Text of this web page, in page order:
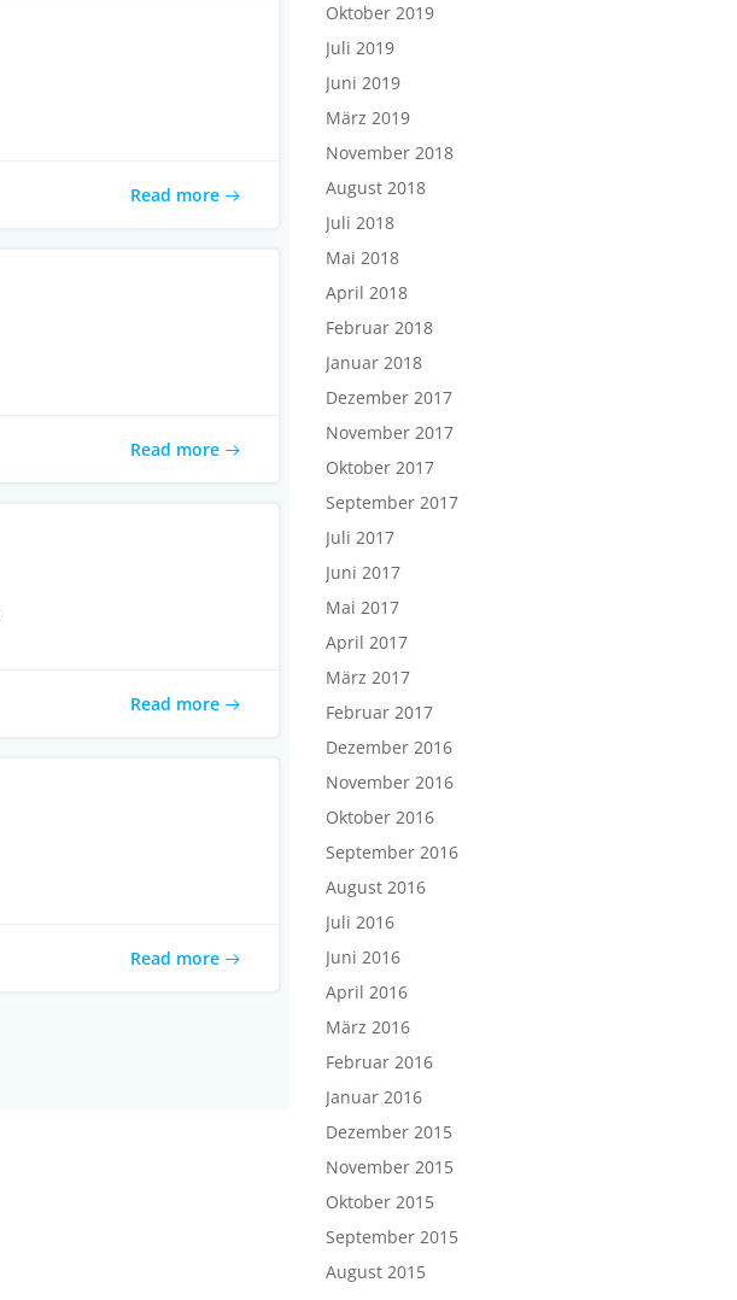
Read more
Read more
Read more
Read more
Oktober 2019
Juli 2019
Juni 2019
März 2019
November 2018
August 2018
Juli 2018
Mai 2018
April 2018
Februar 2018
Januar 2018
Dezember 2017
November 2017
Oktober 2017
September 2017
Juli 2017
Juni 2017
Mai 2017
April 2017
März 2017
Februar 2017
Dezember 2016
November 2016
Oktober 2016
September 2016
August 2016
Juli 2016
Juni 2016
April 2016
März 2016
Februar 2016
Januar 2016
Dezember 2015
November 2015
Oktober 2015
September 2015
August 2015